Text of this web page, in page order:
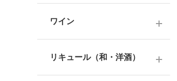
3000円台
4000円台
5000円台
大吟醸酒
純米吟醸酒
吟醸酒
芋焼酎
麦焼酎
ワイン
リキュール（和・洋酒）